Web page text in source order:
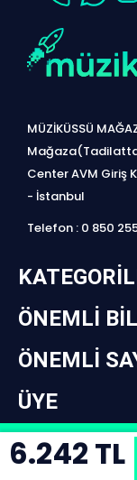
6.242 TL
MÜZİKÜSSÜ
Center AVM Giriş
- İstanbul
Telefon : 0 850
ÖNEMLI
ÖNEMLI
ÜYE
design by jetpack |